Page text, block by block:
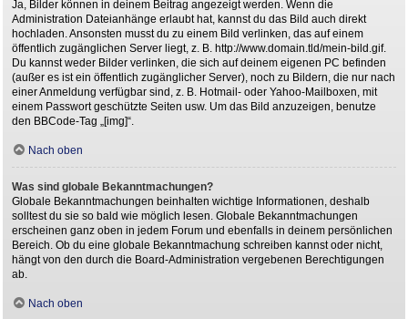
Ja, Bilder können in deinem Beitrag angezeigt werden. Wenn die
Administration Dateianhänge erlaubt hat, kannst du das Bild auch direkt
hochladen. Ansonsten musst du zu einem Bild verlinken, das auf einem
öffentlich zugänglichen Server liegt, z. B. http://www.domain.tld/mein-bild.gif.
Du kannst weder Bilder verlinken, die sich auf deinem eigenen PC befinden
(außer es ist ein öffentlich zugänglicher Server), noch zu Bildern, die nur nach
einer Anmeldung verfügbar sind, z. B. Hotmail- oder Yahoo-Mailboxen, mit
einem Passwort geschützte Seiten usw. Um das Bild anzuzeigen, benutze
den BBCode-Tag „[img]“.
Nach oben
Was sind globale Bekanntmachungen?
Globale Bekanntmachungen beinhalten wichtige Informationen, deshalb
solltest du sie so bald wie möglich lesen. Globale Bekanntmachungen
erscheinen ganz oben in jedem Forum und ebenfalls in deinem persönlichen
Bereich. Ob du eine globale Bekanntmachung schreiben kannst oder nicht,
hängt von den durch die Board-Administration vergebenen Berechtigungen
ab.
Nach oben